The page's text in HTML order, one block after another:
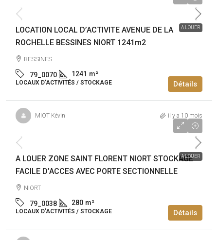
A LOUER
LOCATION LOCAL D’ACTIVITE AVENUE DE LA
ROCHELLE BESSINES NIORT 1241m2
BESSINES
79_0070 1241 m²
LOCAUX D’ACTIVITÉS / STOCKAGE Détails
MIOT Kévin il y a 10 mois
A LOUER
A LOUER ZONE SAINT FLORENT NIORT STOCKAGE
FACILE D’ACCES AVEC PORTE SECTIONNELLE
NIORT
79_0038 280 m²
LOCAUX D’ACTIVITÉS / STOCKAGE Détails